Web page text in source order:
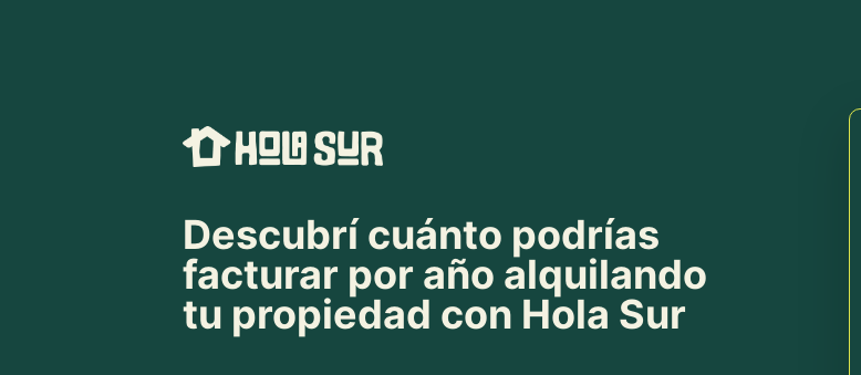
Descubrí cuánto podrías
facturar por año alquilando
tu propiedad con Hola Sur